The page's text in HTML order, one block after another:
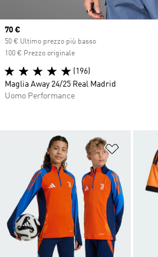
Current price
70 €
50 € Ultimo prezzo più basso
100 € Prezzo originale
(196)
Maglia Away 24/25 Real Madrid
Uomo Performance